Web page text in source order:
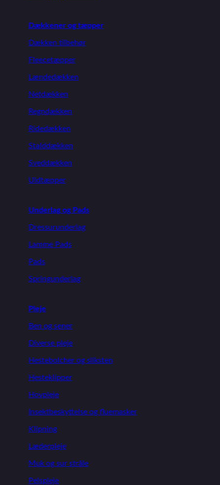
Dækkener og tæpper
Dækken tilbehør
Fleecetæpper
Lændedækken
Netdækken
Regndækken
Ridedækken
Stalddækken
Sveddækken
Uldtæpper
Underlag og Pads
Dressurunderlag
Lamme Pads
Pads
Springunderlag
Pleje
Ben og sener
Diverse pleje
Hestebolcher og sliksten
Hesteklipper
Hovpleje
Insektbeskyttelse og fluemasker
Klipning
Læderpleje
Muk og sur stråle
Pelspleje